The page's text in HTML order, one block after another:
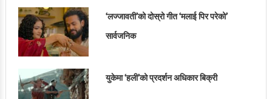
‘लज्जावती’को दोस्रो गीत ‘मलाई पिर परेको’
सार्वजनिक
युकेमा ‘हली’को प्रदर्शन अधिकार बिक्री